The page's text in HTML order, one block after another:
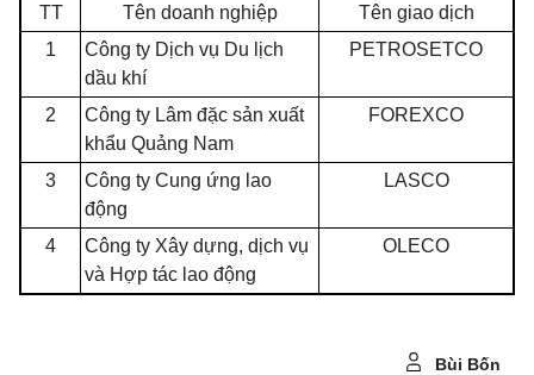
TT
Tên doanh nghiệp
Tên giao dịch
1
Công ty Dịch vụ Du lịch
dầu khí
PETROSETCO
2
Công ty Lâm đặc sản xuất
khẩu Quảng Nam
FOREXCO
3
Công ty Cung ứng lao
động
LASCO
4
Công ty Xây dựng, dịch vụ
và Hợp tác lao động
OLECO
Bùi Bốn